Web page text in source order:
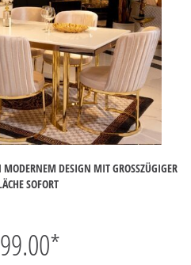
DESIGN MIT GROSSZÜGIGER T
SOFORT
*